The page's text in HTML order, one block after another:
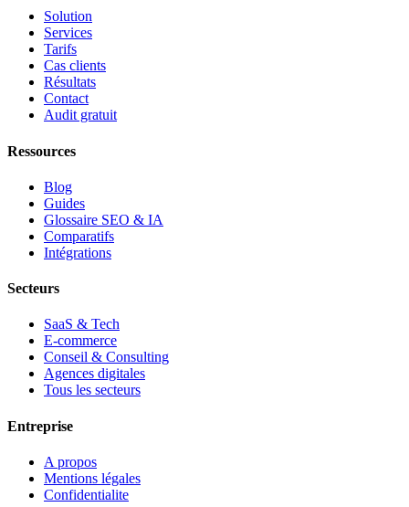
Solution
Services
Tarifs
Cas clients
Résultats
Contact
Audit gratuit
Ressources
Blog
Guides
Glossaire SEO & IA
Comparatifs
Intégrations
Secteurs
SaaS & Tech
E-commerce
Conseil & Consulting
Agences digitales
Tous les secteurs
Entreprise
A propos
Mentions légales
Confidentialite